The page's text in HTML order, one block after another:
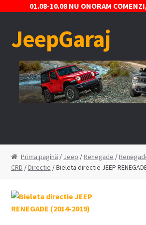
01.08-10.08 NU ONORAM
Sari
la
Sari
la
JeepGaraj
Prima pagină
Contact
Contul Meu
Prima pagină / Jeep /Renegade /
CRD /Directie / Bieleta directie JEEP